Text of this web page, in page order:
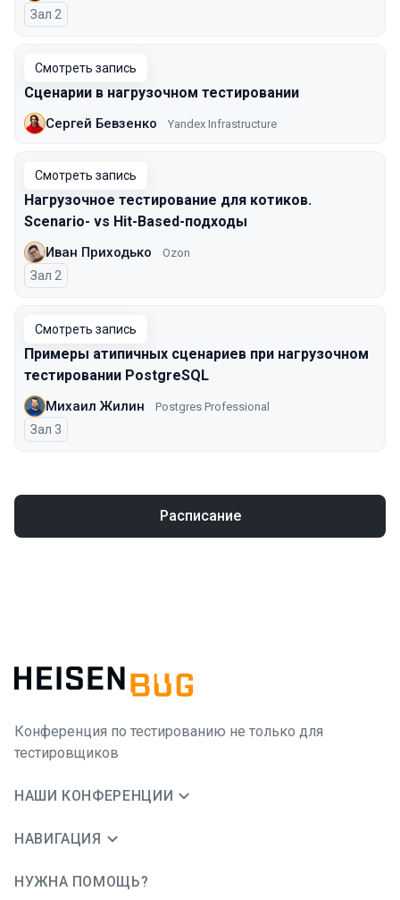
Зал 2
Смотреть запись
Сценарии в нагрузочном тестировании
Сергей Бевзенко Yandex Infrastructure
Смотреть запись
Нагрузочное тестирование для котиков.
Scenario- vs Hit-Based-подходы
Иван Приходько Ozon
Зал 2
Смотреть запись
Примеры атипичных сценариев при нагрузочном
тестировании PostgreSQL
Михаил Жилин Postgres Professional
Зал 3
Расписание
Конференция по тестированию не только для
тестировщиков
НАШИ КОНФЕРЕНЦИИ
НАВИГАЦИЯ
НУЖНА ПОМОЩЬ?